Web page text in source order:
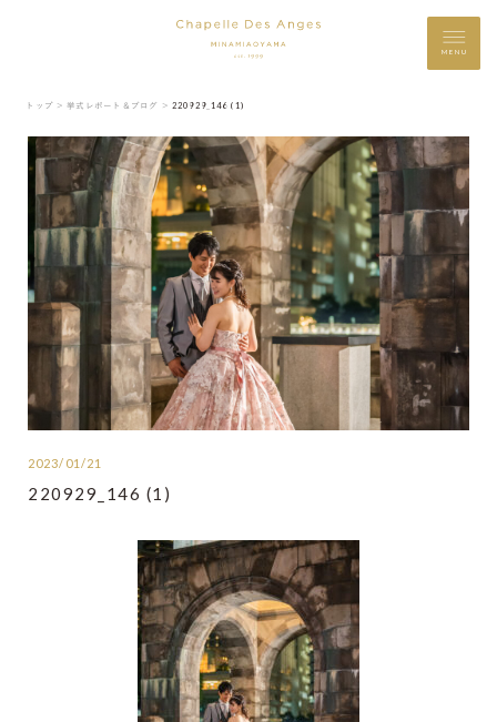
MENU
トップ ＞ 挙式レポート＆ブログ ＞ 220929_146 (1)
2023/01/21
220929_146 (1)